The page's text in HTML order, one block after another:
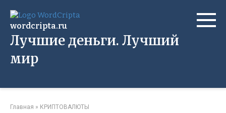
контенту
wordcripta.ru
Лучшие деньги. Лучший
мир
Главная » КРИПТОВАЛЮТЫ